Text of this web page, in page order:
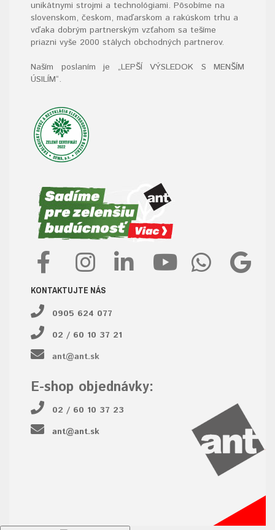
unikátnymi strojmi a technológiami. Pôsobíme na
slovenskom, českom, maďarskom a rakúskom trhu a
vďaka dobrým partnerským vzťahom sa tešíme
priazni vyše 2000 stálych obchodných partnerov.
Naším poslaním je „LEPŠÍ VÝSLEDOK S MENŠÍM
ÚSILÍM“.
KONTAKTUJTE NÁS
0905 624 077
02 / 60 10 37 21
ant@ant.sk
E-shop objednávky:
02 / 60 10 37 23
ant@ant.sk